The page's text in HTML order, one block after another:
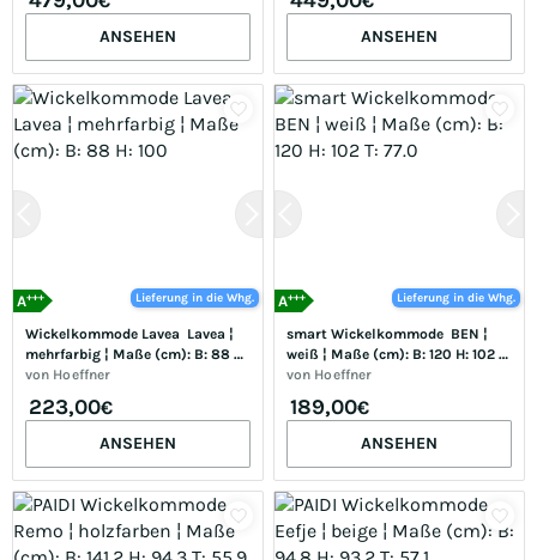
ANSEHEN ANSEHEN
Lieferung in die Whg.
A+++
Wickelkommode Lavea  Lavea ¦
mehrfarbig ¦ Maße (cm): B: 88 H:
100
von Hoeffner
223,00€
ANSEHEN
Lieferung in die Whg.
A+++
smart Wickelkommode  BEN ¦
weiß ¦ Maße (cm): B: 120 H: 102
T: 77.0
von Hoeffner
189,00€
ANSEHEN